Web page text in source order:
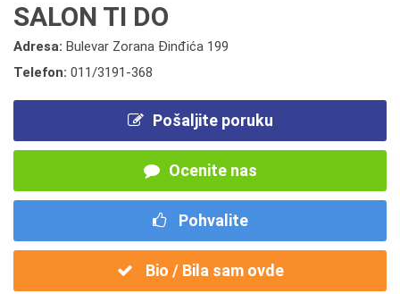
SALON TI DO
Adresa: Bulevar Zorana Đinđića 199
Telefon: 011/3191-368
Pošaljite poruku
Ocenite nas
Pohvalite
Bio / Bila sam ovde